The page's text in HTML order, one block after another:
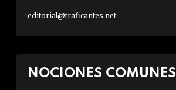
editorial@traficantes.net
NOCIONES COMUNES